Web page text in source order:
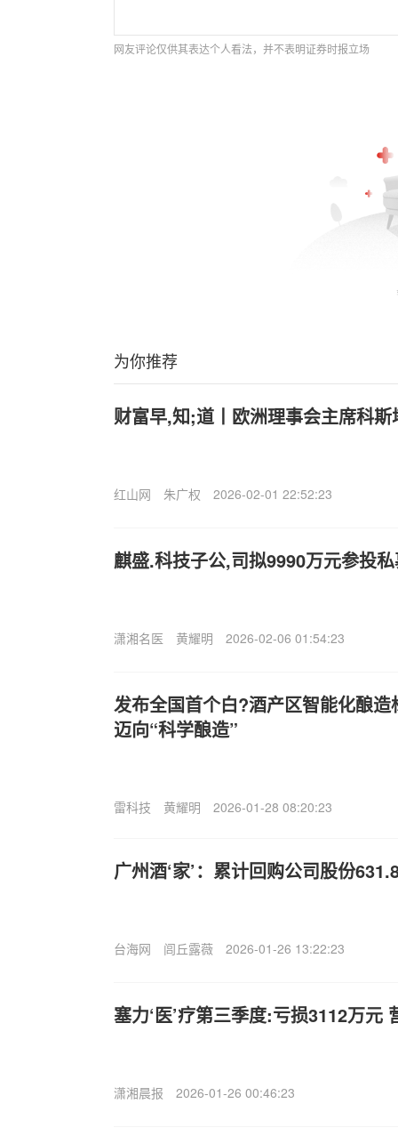
网友评论仅供其表达个人看法，并不表明证券时报立场
为你推荐
财富早,知;道丨欧洲理事会主席科
红山网 朱广权 2026-02-01 22:52:23
麒盛.科技子公,司拟9990万元参投
潇湘名医 黄耀明 2026-02-06 01:54:23
发布全国首个白?酒产区智能化酿
迈向“科学酿造”
雷科技 黄耀明 2026-01-28 08:20:23
广州酒‘家’：累计回购公司股份
台海网 闾丘露薇 2026-01-26 13:22:23
塞力‘医’疗第三季度:亏损3112万元
潇湘晨报 2026-01-26 00:46:23